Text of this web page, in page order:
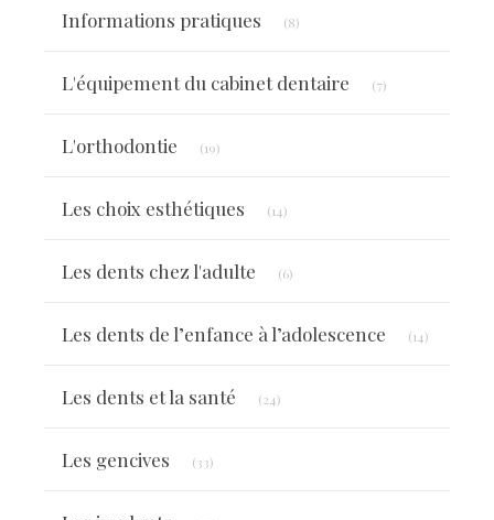
Informations pratiques (8)
L'équipement du cabinet dentaire (7)
L'orthodontie (19)
Les choix esthétiques (14)
Les dents chez l'adulte (6)
Les dents de l’enfance à l’adolescence (14)
Les dents et la santé (24)
Les gencives (33)